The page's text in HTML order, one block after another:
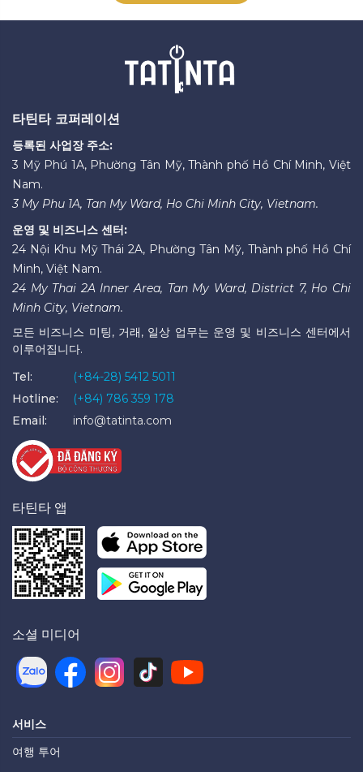
타틴타 코퍼레이션
등록된 사업장 주소:
3 Mỹ Phú 1A, Phường Tân Mỹ, Thành phố Hồ Chí Minh, Việt
Nam.
3 My Phu 1A, Tan My Ward, Ho Chi Minh City, Vietnam.
운영 및 비즈니스 센터:
24 Nội Khu Mỹ Thái 2A, Phường Tân Mỹ, Thành phố Hồ Chí
Minh, Việt Nam.
24 My Thai 2A Inner Area, Tan My Ward, District 7, Ho Chi
Minh City, Vietnam.
모든 비즈니스 미팅, 거래, 일상 업무는 운영 및 비즈니스 센터에서
이루어집니다.
Tel:
(+84-28) 5412 5011
Hotline:
(+84) 786 359 178
Email:
info@tatinta.com
타틴타 앱
소셜 미디어
서비스
여행 투어